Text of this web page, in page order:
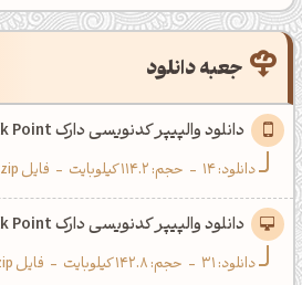
جعبه دانلود
دانلود والپیپر کدنویسی دارک Break Point - موبایل
دانلود:14
- حجم: 114.2 کیلوبایت - فایل zip
دانلود والپیپر کدنویسی دارک Break Point - کامپیوتر
دانلود:31
- حجم: 142.8 کیلوبایت - فایل zip